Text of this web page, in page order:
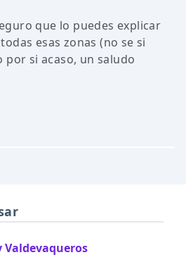
que lo puedes explicar
esas zonas (no se si
si acaso, un saludo
Valdevaqueros